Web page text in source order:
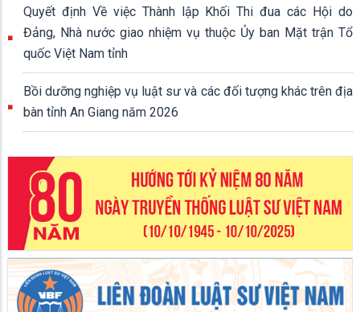
Quyết định Về việc Thành lập Khối Thi đua các Hội do
Đảng, Nhà nước giao nhiệm vụ thuộc Ủy ban Mặt trận Tổ
quốc Việt Nam tỉnh
Bồi dưỡng nghiệp vụ luật sư và các đối tượng khác trên địa
bàn tỉnh An Giang năm 2026